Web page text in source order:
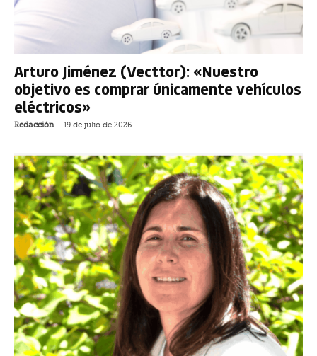
Arturo Jiménez (Vecttor): «Nuestro
objetivo es comprar únicamente vehículos
eléctricos»
Redacción - 19 de julio de 2026